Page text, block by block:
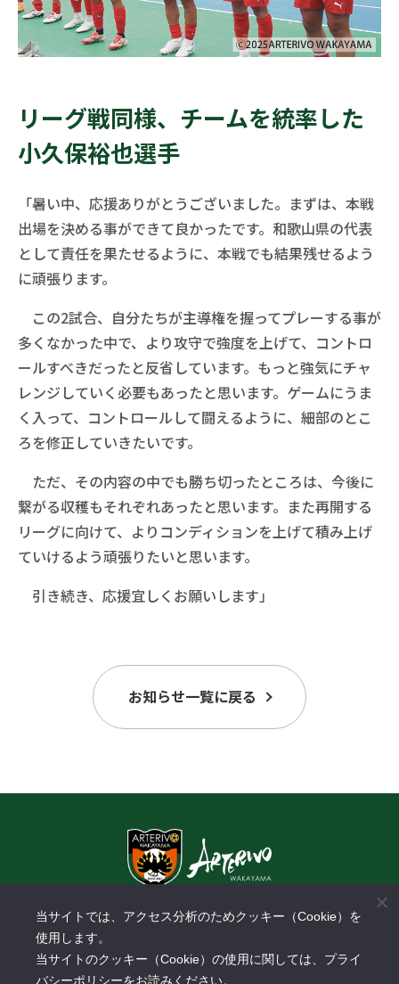
リーグ戦同様、チームを統率した
小久保裕也選手
「暑い中、応援ありがとうございました。まずは、本戦
出場を決める事ができて良かったです。和歌山県の代表
として責任を果たせるように、本戦でも結果残せるよう
に頑張ります。
この2試合、自分たちが主導権を握ってプレーする事が
多くなかった中で、より攻守で強度を上げて、コントロ
ールすべきだったと反省しています。もっと強気にチャ
レンジしていく必要もあったと思います。ゲームにうま
く入って、コントロールして闘えるように、細部のとこ
ろを修正していきたいです。
ただ、その内容の中でも勝ち切ったところは、今後に
繋がる収穫もそれぞれあったと思います。また再開する
リーグに向けて、よりコンディションを上げて積み上げ
ていけるよう頑張りたいと思います。
引き続き、応援宜しくお願いします」
お知らせ一覧に戻る
​スーパーセンターオークワパームシティ和歌山店3F
TEL:
営業時間：10:00～18:00
当サイトでは、アクセス分析のためクッキー（Cookie）を
使用します。
当サイトのクッキー（Cookie）の使用に関しては、プライ
バシーポリシーをお読みください。